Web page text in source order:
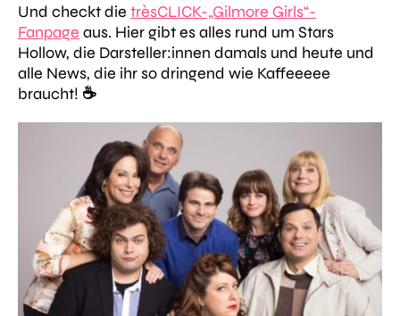
Und checkt die trèsCLICK-„Gilmore Girls“-
Fanpage aus. Hier gibt es alles rund um Stars
Hollow, die Darsteller:innen damals und heute und
alle News, die ihr so dringend wie Kaffeeeee
braucht! ☕️